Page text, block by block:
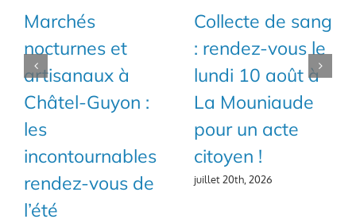
Marchés
nocturnes et
artisanaux à
Châtel-Guyon :
les
incontournables
rendez-vous de
l’été
Collecte de sang
: rendez-vous le
lundi 10 août à
La Mouniaude
pour un acte
citoyen !
juillet 20th, 2026